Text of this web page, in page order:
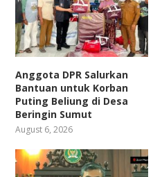
Anggota DPR Salurkan
Bantuan untuk Korban
Puting Beliung di Desa
Beringin Sumut
August 6, 2026